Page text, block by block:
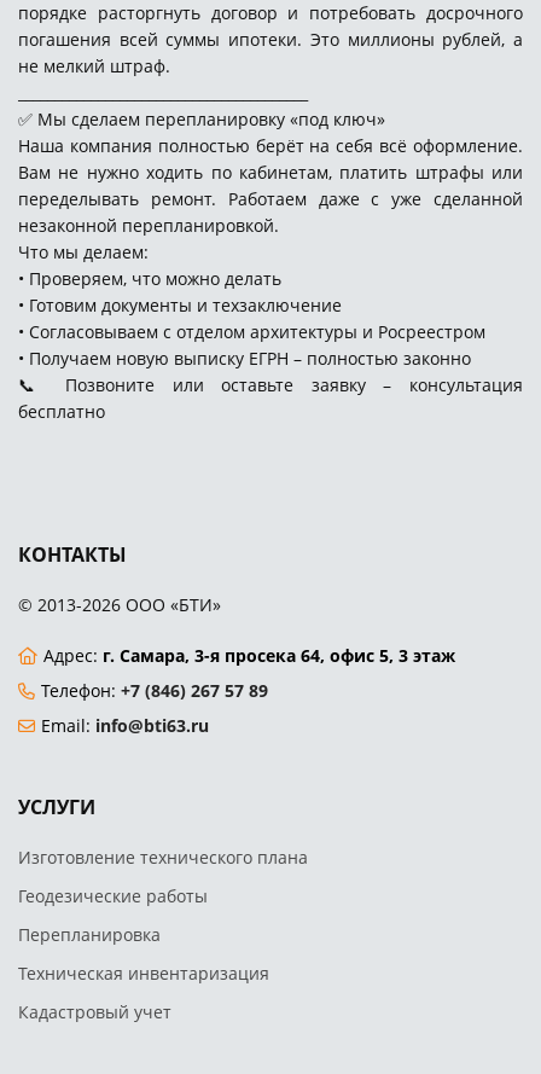
порядке расторгнуть договор и потребовать досрочного
погашения всей суммы ипотеки. Это миллионы рублей, а
не мелкий штраф.
✅ Мы сделаем перепланировку «под ключ»
Наша компания полностью берёт на себя всё оформление.
Вам не нужно ходить по кабинетам, платить штрафы или
переделывать ремонт. Работаем даже с уже сделанной
незаконной перепланировкой.
Что мы делаем:
• Проверяем, что можно делать
• Готовим документы и техзаключение
• Согласовываем с отделом архитектуры и Росреестром
• Получаем новую выписку ЕГРН – полностью законно
📞 Позвоните или оставьте заявку – консультация
бесплатно
КОНТАКТЫ
© 2013-2026 ООО «БТИ»
Адрес: г. Самара, 3-я просека 64, офис 5, 3 этаж
Телефон: +7 (846) 267 57 89
Email: info@bti63.ru
УСЛУГИ
Изготовление технического плана
Геодезические работы
Перепланировка
Техническая инвентаризация
Кадастровый учет